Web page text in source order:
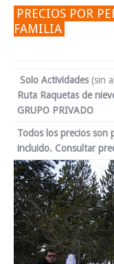
PRECIOS POR
FAMILIA
Solo Actividades(sin
Ruta Raquetas de
GRUPO PRIVADO
Todos los precios son
incluido. Consultar